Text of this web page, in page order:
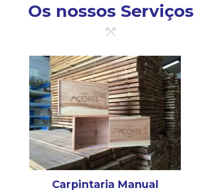
Os nossos Serviços
Carpintaria Manual